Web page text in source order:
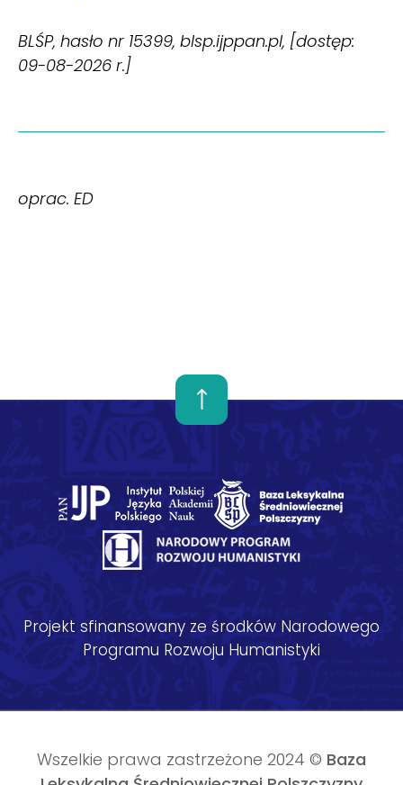
BLŚP, hasło nr 15399, blsp.ijppan.pl, [dostęp:
09-08-2026 r.]
oprac. ED
Projekt sfinansowany ze środków Narodowego
Programu Rozwoju Humanistyki
Wszelkie prawa zastrzeżone 2024 © Baza